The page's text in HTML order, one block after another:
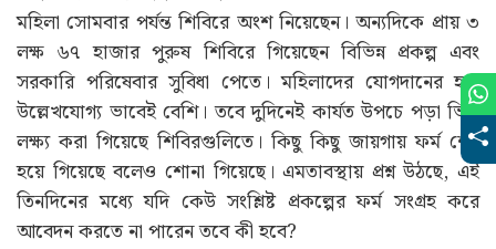
মহিলা সোমবার পর্যন্ত শিবিরে অংশ নিয়েছেন। অন্যদিকে প্রায় ৩
লক্ষ ৬৭ হাজার পুরুষ শিবিরে গিয়েছেন বিভিন্ন প্রকল্প এবং
সরকারি পরিষেবার সুবিধা পেতে। মহিলাদের যোগদানের হার
উল্লেখযোগ্য ভাবেই বেশি। তবে দুদিনেই কার্যত উপচে পড়া ভিড়
লক্ষ্য করা গিয়েছে শিবিরগুলিতে। কিছু কিছু জায়গায় ফর্ম শেষ
হয়ে গিয়েছে বলেও শোনা গিয়েছে। এমতাবস্থায় প্রশ্ন উঠছে, এই
তিনদিনের মধ্যে যদি কেউ সংশ্লিষ্ট প্রকল্পের ফর্ম সংগ্রহ করে
আবেদন করতে না পারেন তবে কী হবে?